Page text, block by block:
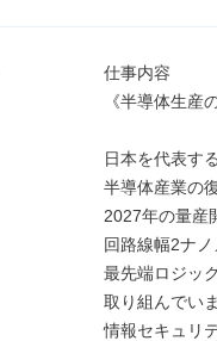
仕事内容
《半導体生産
日本を代表す
半導体産業の
2027年の量産
回路線幅2ナ
最先端ロジッ
取り組んでい
情報セキュリ